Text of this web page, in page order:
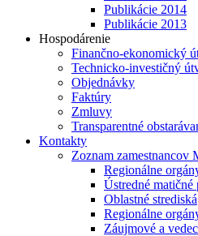
Publikácie 2014
Publikácie 2013
Hospodárenie
Finančno-ekonomický
Technicko-investičný
Objednávky
Faktúry
Zmluvy
Transparentné
Kontakty
Zoznam zamestnancov
Regionálne
Ústredné matičné
Oblastné strediská
Regionálne
Záujmové a